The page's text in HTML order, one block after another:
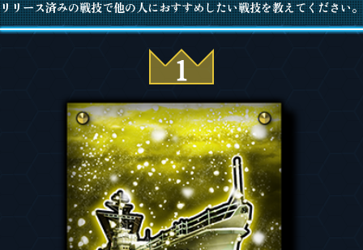
リリース済みの戦技で他の人におすすめしたい戦技を教えてください。